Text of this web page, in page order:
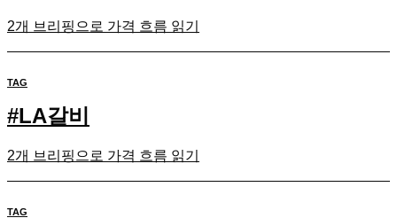
2개 브리핑으로 가격 흐름 읽기
TAG
#LA갈비
2개 브리핑으로 가격 흐름 읽기
TAG